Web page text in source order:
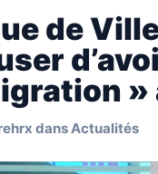
de
»
dansActualités